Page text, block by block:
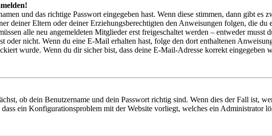
und das richtige Passwort eingegeben hast. Wenn diese stimmen, dann gibt es
deiner Eltern oder deiner Erziehungsberechtigten den Anweisungen folgen, die
alle neu angemeldeten Mitglieder erst freigeschaltet werden – entweder musst
nicht. Wenn du eine E-Mail erhalten hast, folge den dort enthaltenen
wurde. Wenn du dir sicher bist, dass deine E-Mail-Adresse korrekt eingegeben
ob dein Benutzername und dein Passwort richtig sind. Wenn dies der Fall ist,
ein Konfigurationsproblem mit der Website vorliegt, welches ein Administrator